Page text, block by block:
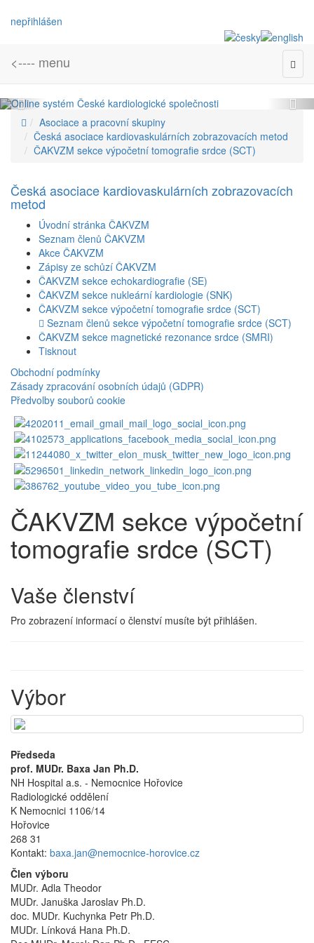
nepřihlášen
<---- menu
Asociace a pracovní skupiny
Česká asociace kardiovaskulárních zobrazovacích metod
ČAKVZM sekce výpočetní tomografie srdce (SCT)
Česká asociace kardiovaskulárních zobrazovacích
metod
Úvodní stránka ČAKVZM
Seznam členů ČAKVZM
Akce ČAKVZM
Zápisy ze schůzí ČAKVZM
ČAKVZM sekce echokardiografie (SE)
ČAKVZM sekce nukleární kardiologie (SNK)
ČAKVZM sekce výpočetní tomografie srdce (SCT)
Seznam členů sekce výpočetní tomografie srdce (SCT)
ČAKVZM sekce magnetické rezonance srdce (SMRI)
Tisknout
Obchodní podmínky
Zásady zpracování osobních údajů (GDPR)
Předvolby souborů cookie
ČAKVZM sekce výpočetní
tomografie srdce (SCT)
Vaše členství
Pro zobrazení informací o členství musíte být přihlášen.
Výbor
Předseda
prof. MUDr. Baxa Jan Ph.D.
NH Hospital a.s. - Nemocnice Hořovice
Radiologické oddělení
K Nemocnici 1106/14
Hořovice
268 31
Kontakt: baxa.jan@nemocnice-horovice.cz
Člen výboru
MUDr. Adla Theodor
MUDr. Januška Jaroslav Ph.D.
doc. MUDr. Kuchynka Petr Ph.D.
MUDr. Línková Hana Ph.D.